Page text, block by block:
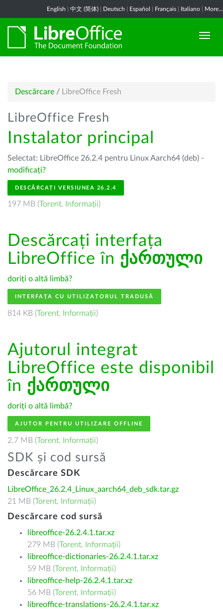
English 中文 (简体) Deutsch Español Français Italiano More...
Descărcare / LibreOffice Fresh
LibreOffice Fresh
Instalator principal
Selectat: LibreOffice 26.2.4 pentru Linux Aarch64 (deb) -
modificați?
DESCĂRCAȚI VERSIUNEA 26.2.4
197 MB (Torent, Informații)
Descărcați interfața
LibreOffice în ქართული
doriți o altă limbă?
INTERFAȚA CU UTILIZATORUL TRADUSĂ
814 KB (Torent, Informații)
Ajutorul integrat
LibreOffice este disponibil
în ქართული
doriți o altă limbă?
AJUTOR PENTRU UTILIZARE OFFLINE
2.7 MB (Torent, Informații)
SDK și cod sursă
Descărcare SDK
LibreOffice_26.2.4_Linux_aarch64_deb_sdk.tar.gz
21 MB (Torent, Informații)
Descărcare cod sursă
libreoffice-26.2.4.1.tar.xz
279 MB (Torent, Informații)
libreoffice-dictionaries-26.2.4.1.tar.xz
59 MB (Torent, Informații)
libreoffice-help-26.2.4.1.tar.xz
56 MB (Torent, Informații)
libreoffice-translations-26.2.4.1.tar.xz